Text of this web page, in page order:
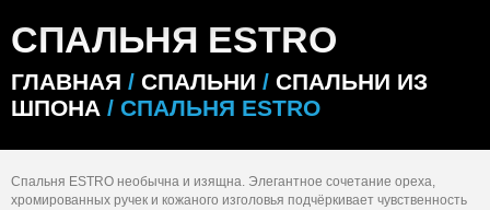
СПАЛЬНЯ ESTRO
ГЛАВНАЯ / СПАЛЬНИ / СПАЛЬНИ ИЗ
ШПОНА / СПАЛЬНЯ ESTRO
Спальня ESTRO необычна и изящна. Элегантное сочетание ореха,
хромированных ручек и кожаного изголовья подчёркивает чувственность